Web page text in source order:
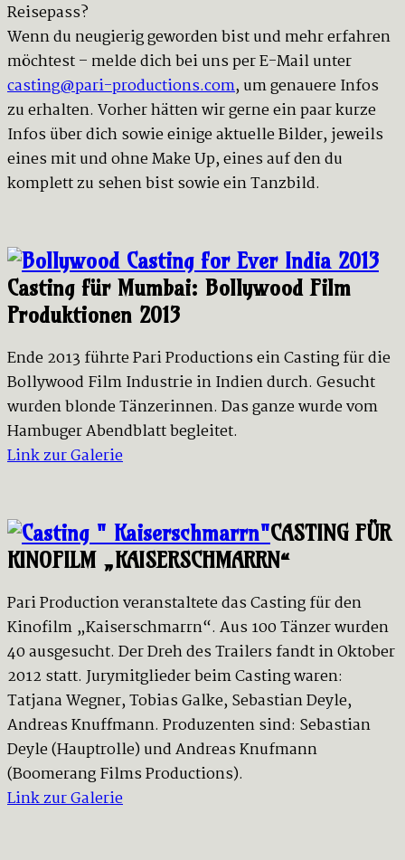
Reisepass?
Wenn du neugierig geworden bist und mehr erfahren
möchtest – melde dich bei uns per E-Mail unter
casting@pari-productions.com, um genauere Infos
zu erhalten. Vorher hätten wir gerne ein paar kurze
Infos über dich sowie einige aktuelle Bilder, jeweils
eines mit und ohne Make Up, eines auf den du
komplett zu sehen bist sowie ein Tanzbild.
Casting für Mumbai: Bollywood Film
Produktionen 2013
Ende 2013 führte Pari Productions ein Casting für die
Bollywood Film Industrie in Indien durch. Gesucht
wurden blonde Tänzerinnen. Das ganze wurde vom
Hambuger Abendblatt begleitet.
Link zur Galerie
CASTING FÜR
KINOFILM „KAISERSCHMARRN“
Pari Production veranstaltete das Casting für den
Kinofilm „Kaiserschmarrn“. Aus 100 Tänzer wurden
40 ausgesucht. Der Dreh des Trailers fandt in Oktober
2012 statt. Jurymitglieder beim Casting waren:
Tatjana Wegner, Tobias Galke, Sebastian Deyle,
Andreas Knuffmann. Produzenten sind: Sebastian
Deyle (Hauptrolle) und Andreas Knufmann
(Boomerang Films Productions).
Link zur Galerie